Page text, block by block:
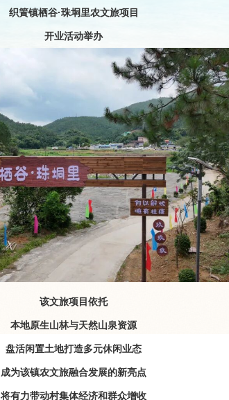
织篢镇栖谷·珠垌里农文旅项目
开业活动举办
该文旅项目依托
本地原生山林与天然山泉资源
盘活闲置土地打造多元休闲业态
成为该镇农文旅融合发展的新亮点
将有力带动村集体经济和群众增收